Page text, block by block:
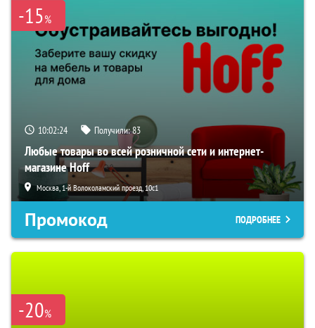
-15%
10:02:23 Получили:83
Любые товары во всей розничной сети и интернет-
магазине Hoff
Москва, 1-й Волоколамский проезд, 10с1
Промокод ПОДРОБНЕЕ
-20%